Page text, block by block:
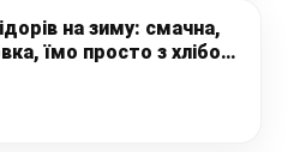
на зиму: смачна,
їмо просто з хлібом
і завжди вдало